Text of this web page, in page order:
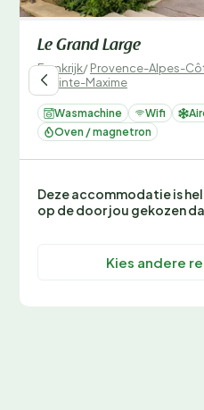
Le Grand Large
Frankrijk/Provence-Alpes-
/Sainte-Maxime
Wasmachine Wifi
Oven / magnetron
Deze accommodatie is
op de door jou gekozen
Kies andere